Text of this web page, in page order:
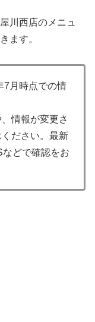
川西店のメニュ
ます。
7月時点での情
情報が変更さ
ださい。最新
どで確認をお